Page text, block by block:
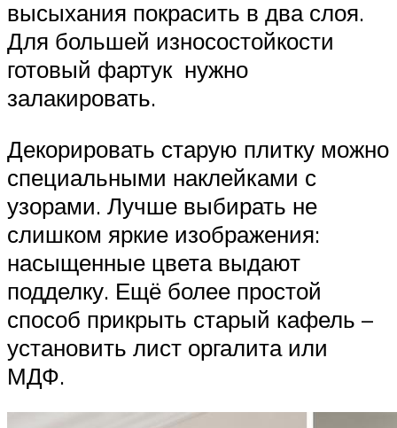
высыхания покрасить в два слоя.
Для большей износостойкости
готовый фартук нужно
залакировать.
Декорировать старую плитку можно
специальными наклейками с
узорами. Лучше выбирать не
слишком яркие изображения:
насыщенные цвета выдают
подделку. Ещё более простой
способ прикрыть старый кафель –
установить лист оргалита или
МДФ.